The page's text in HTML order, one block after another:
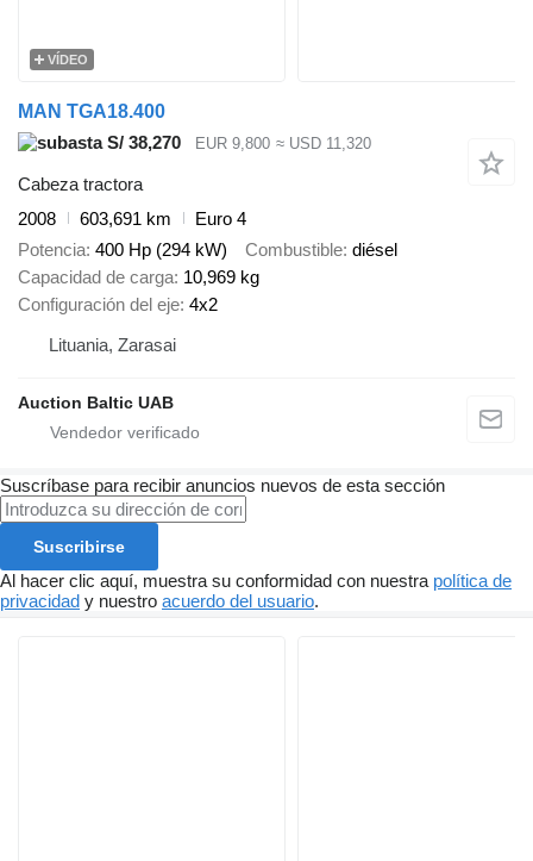
VÍDEO
MAN TGA18.400
S/ 38,270
EUR 9,800 ≈ USD 11,320
Cabeza tractora
2008
603,691 km
Euro 4
Potencia 400 Hp (294 kW) Combustible diésel
Capacidad de carga 10,969 kg
Configuración del eje 4x2
Lituania, Zarasai
Auction Baltic UAB
Suscríbase para recibir anuncios nuevos de esta sección
Suscribirse
Al hacer clic aquí, muestra su conformidad con nuestra política de
privacidad y nuestro acuerdo del usuario.